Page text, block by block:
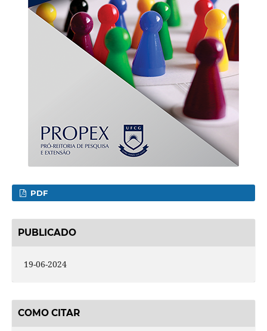
PDF
PUBLICADO
19-06-2024
COMO CITAR